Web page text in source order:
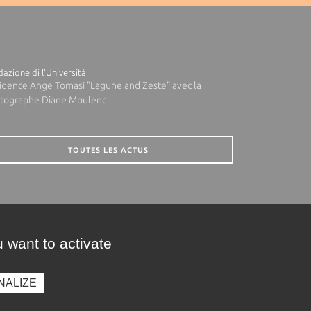
di l'Università
Ange Tomasi "Lagune and Zeste" avec la
Diane Moulenc
TOUTES LES ACTUS
want to activate